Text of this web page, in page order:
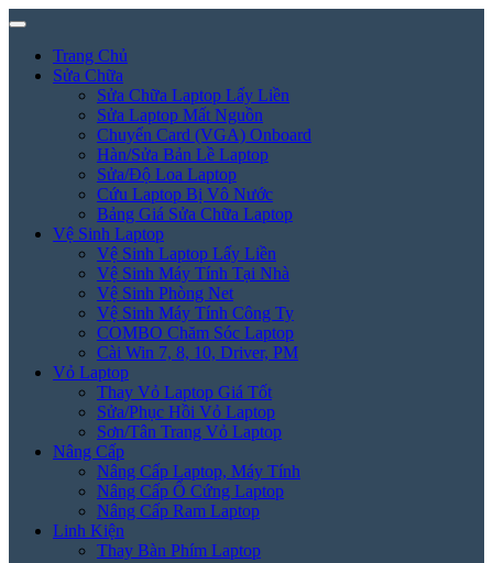
Trang Chủ
Sửa Chữa
Sửa Chữa Laptop Lấy Liền
Sửa Laptop Mất Nguồn
Chuyển Card (VGA) Onboard
Hàn/Sửa Bản Lề Laptop
Sửa/Độ Loa Laptop
Cứu Laptop Bị Vô Nước
Bảng Giá Sửa Chữa Laptop
Vệ Sinh Laptop
Vệ Sinh Laptop Lấy Liền
Vệ Sinh Máy Tính Tại Nhà
Vệ Sinh Phòng Net
Vệ Sinh Máy Tính Công Ty
COMBO Chăm Sóc Laptop
Cài Win 7, 8, 10, Driver, PM
Vỏ Laptop
Thay Vỏ Laptop Giá Tốt
Sửa/Phục Hồi Vỏ Laptop
Sơn/Tân Trang Vỏ Laptop
Nâng Cấp
Nâng Cấp Laptop, Máy Tính
Nâng Cấp Ổ Cứng Laptop
Nâng Cấp Ram Laptop
Linh Kiện
Thay Bàn Phím Laptop